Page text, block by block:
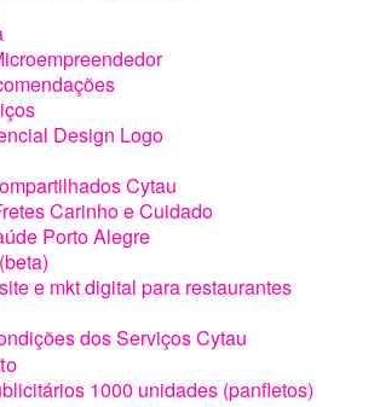
Design Logo
Cytau
Carinho e Cuidado
Porto Alegre
e mkt digital para restaurantes
dos Serviços Cytau
1000 unidades (panfletos)